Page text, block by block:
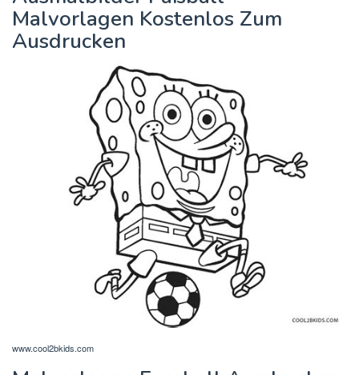
Malvorlagen Kostenlos Zum
Ausdrucken
www.cool2bkids.com